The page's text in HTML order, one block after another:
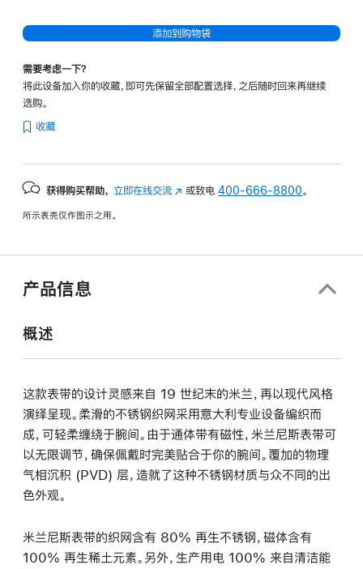
添加到购物袋
需要考虑一下？
将此设备加入你的收藏，即可先保留全部配置选择，之后随时回来再继续
选购。
收藏
获得购买帮助， 立即在线交流 (在
中
或致电400-666-8800 。
所示表壳仅作图示之用。
产品信息
概述
这款表带的设计灵感来自 19 世纪末的米兰，再以现代风格
演绎呈现。柔滑的不锈钢织网采用意大利专业设备编织而
成，可轻柔缠绕于腕间。由于通体带有磁性，米兰尼斯表带可
以无限调节，确保佩戴时完美贴合于你的腕间。覆加的物理
气相沉积 (PVD) 层，造就了这种不锈钢材质与众不同的出
色外观。
米兰尼斯表带的织网含有 80% 再生不锈钢，磁体含有
100% 再生稀土元素。另外，生产用电 100% 来自清洁能